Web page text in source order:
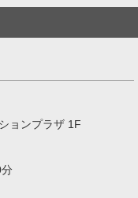
ョンプラザ 1F